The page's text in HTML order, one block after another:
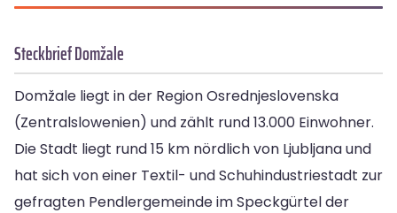
Steckbrief Domžale
Domžale liegt in der Region Osrednjeslovenska
(Zentralslowenien) und zählt rund 13.000 Einwohner.
Die Stadt liegt rund 15 km nördlich von Ljubljana und
hat sich von einer Textil- und Schuhindustriestadt zur
gefragten Pendlergemeinde im Speckgürtel der